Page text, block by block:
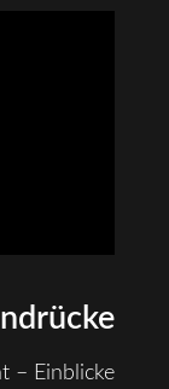
– Einblicke